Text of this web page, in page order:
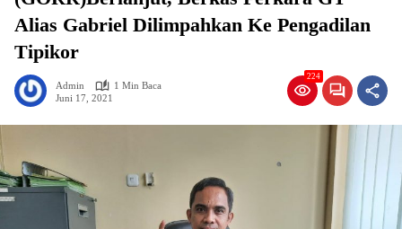
Alias Gabriel Dilimpahkan Ke Pengadilan
Tipikor
Admin
1 Min Baca
Juni 17, 2021
224